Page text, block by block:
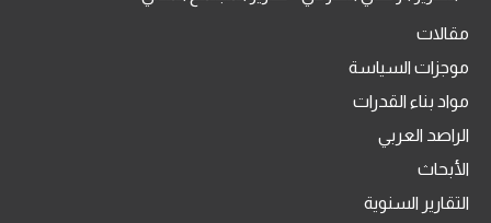
مقالات
موجزات السياسة
مواد بناء القدرات
الراصد العربي
الأبحاث
التقارير السنوية